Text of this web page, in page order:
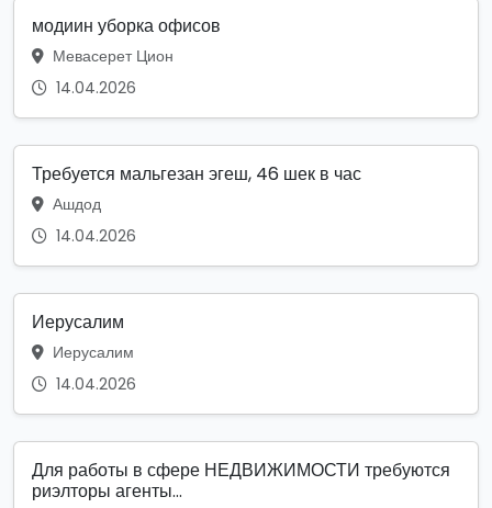
модиин уборка офисов
Мевасерет Цион
14.04.2026
Требуется мальгезан эгеш, 46 шек в час
Ашдод
14.04.2026
Иерусалим
Иерусалим
14.04.2026
Для работы в сфере НЕДВИЖИМОСТИ требуются
риэлторы агенты...